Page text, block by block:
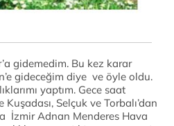
gidemedim. Bu kez karar
gideceğim diye ve öyle oldu.
yaptım. Gece saat
Selçuk ve Torbalı’dan
İzmir Adnan Menderes Hava